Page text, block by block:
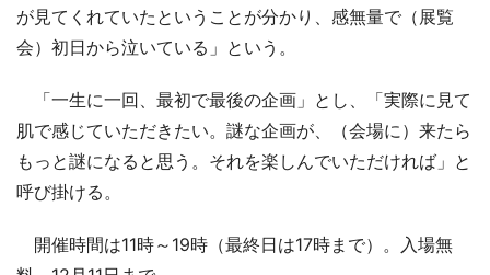
が見てくれていたということが分かり、感無量で（展覧
会）初日から泣いている」という。
「一生に一回、最初で最後の企画」とし、「実際に見て
肌で感じていただきたい。謎な企画が、（会場に）来たら
もっと謎になると思う。それを楽しんでいただければ」と
呼び掛ける。
開催時間は11時～19時（最終日は17時まで）。入場無